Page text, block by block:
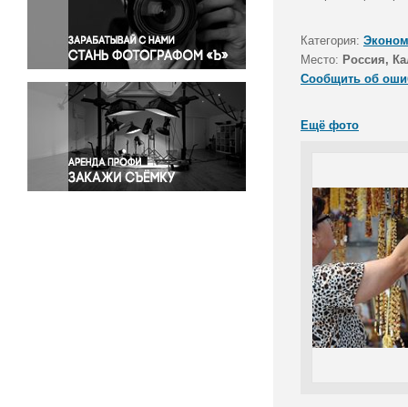
Правосудие
Происшествия и конфликты
Религия
Светская жизнь
Спорт
Экология
Экономика и бизнес
Категория:
Место: Россия,
Сообщить об
Ещё фото